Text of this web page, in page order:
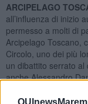
ARCIPELAGO
all’influenza di inizio
permesso a molti di
Arcipelago Toscano,
Circolo, uno dei più
un dibattito serrato
anche Alessandro
Tiberi per la